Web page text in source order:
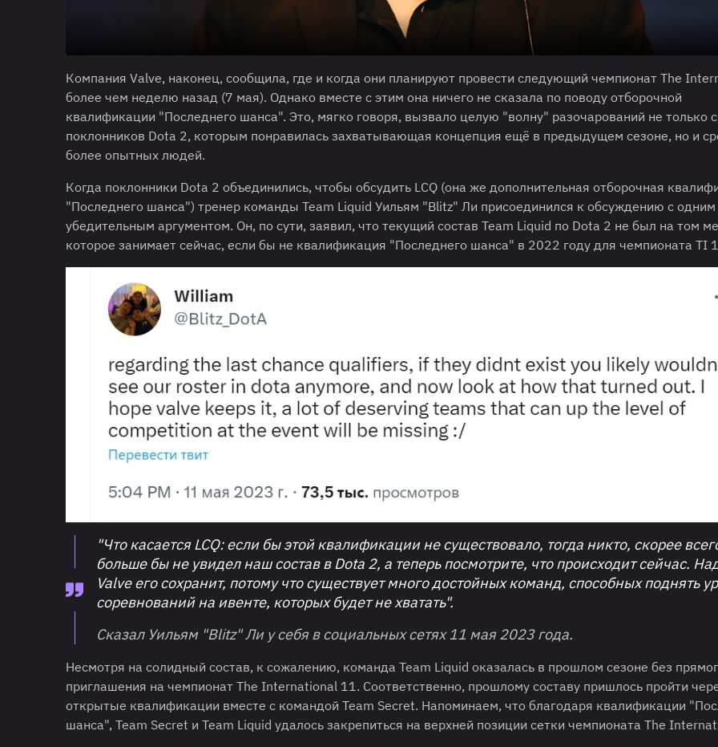
Компания Valve, наконец, сообщила, где и когда они планируют провести следующий чемпионат The
более чем неделю назад (7 мая). Однако вместе с этим она ничего не сказала по поводу отборочной
квалификации "Последнего шанса". Это, мягко говоря, вызвало целую "волну" разочарований не только
поклонников Dota 2, которым понравилась захватывающая концепция ещё в предыдущем сезоне, но и
более опытных людей.
Когда поклонники Dota 2 объединились, чтобы обсудить LCQ (она же дополнительная отборочная
"Последнего шанса") тренер команды Team Liquid Уильям "Blitz" Ли присоединился к обсуждению с одним
убедительным аргументом. Он, по сути, заявил, что текущий состав Team Liquid по Dota 2 не был на том
которое занимает сейчас, если бы не квалификация "Последнего шанса" в 2022 году для чемпионата TI
"Что касается LCQ: если бы этой квалификации не существовало, тогда никто, скорее
больше бы не увидел наш состав в Dota 2, а теперь посмотрите, что происходит сейчас.
Valve его сохранит, потому что существует много достойных команд, способных поднять
соревнований на ивенте, которых будет не хватать".
Сказал Уильям "Blitz" Ли у себя в социальных сетях 11 мая 2023 года.
Несмотря на солидный состав, к сожалению, команда Team Liquid оказалась в прошлом сезоне без
приглашения на чемпионат The International 11. Соответственно, прошлому составу пришлось пройти
открытые квалификации вместе с командой Team Secret. Напоминаем, что благодаря квалификации
шанса", Team Secret и Team Liquid удалось закрепиться на верхней позиции сетки чемпионата The